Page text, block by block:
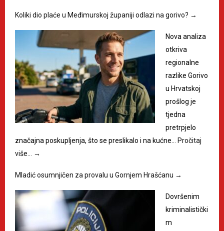
Koliki dio plaće u Međimurskoj županiji odlazi na gorivo? →
Nova analiza
otkriva
regionalne
razlike Gorivo
u Hrvatskoj
prošlog je
tjedna
pretrpjelo
značajna poskupljenja, što se preslikalo i na kućne… Pročitaj
više… →
Mladić osumnjičen za provalu u Gornjem Hrašćanu →
Dovršenim
kriminalistički
m